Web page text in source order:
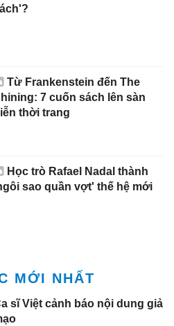
Từ Frankenstein đến The
7 cuốn sách lên sàn
thời trang
Học trò Rafael Nadal thành
sao quần vợt' thế hệ mới
MỚI NHẤT
sĩ Việt cảnh báo nội dung giả